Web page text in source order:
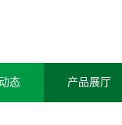
态 产品展厅